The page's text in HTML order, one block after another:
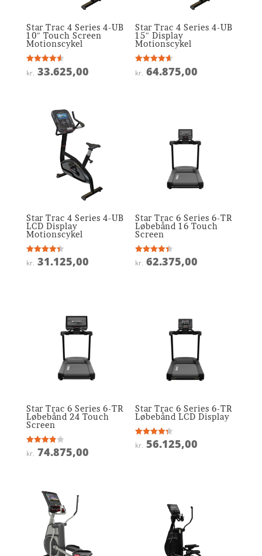
Star Trac 4 Series 4-UB
10″ Touch Screen
Motionscykel
Vurderet
4.6
kr. 33.625,00
Star Trac 4 Series 4-UB
15″ Display
Motionscykel
Vurderet
4.6
kr. 64.875,00
Star Trac 4 Series 4-UB
LCD Display
Motionscykel
Vurderet
4.4
kr. 31.125,00
Star Trac 6 Series 6-TR
Løbebånd 16 Touch
Screen
Vurderet
4.4
kr. 62.375,00
Star Trac 6 Series 6-TR
Løbebånd 24 Touch
Screen
Vurderet
3.9
kr. 74.875,00
Star Trac 6 Series 6-TR
Løbebånd LCD Display
Vurderet
4.3
kr. 56.125,00